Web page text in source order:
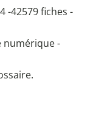
-42579 fiches -
numérique -